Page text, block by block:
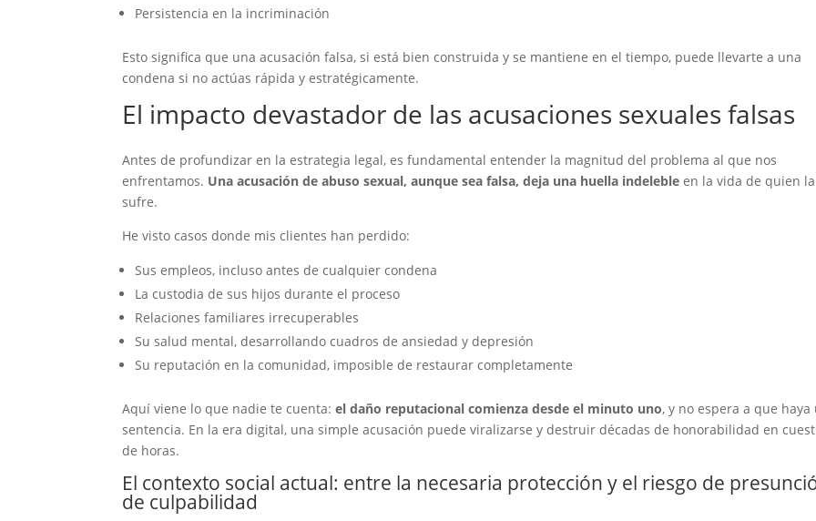
Persistencia en la incriminación
Esto significa que una acusación falsa, si está bien construida y se mantiene en el tiempo, puede llevarte a una
condena si no actúas rápida y estratégicamente.
El impacto devastador de las acusaciones sexuales falsas
Antes de profundizar en la estrategia legal, es fundamental entender la magnitud del problema al que nos
enfrentamos. Una acusación de abuso sexual, aunque sea falsa, deja una huella indeleble en la vida de quien la
sufre.
He visto casos donde mis clientes han perdido:
Sus empleos, incluso antes de cualquier condena
La custodia de sus hijos durante el proceso
Relaciones familiares irrecuperables
Su salud mental, desarrollando cuadros de ansiedad y depresión
Su reputación en la comunidad, imposible de restaurar completamente
Aquí viene lo que nadie te cuenta:el daño reputacional comienza desde el minuto uno, y no espera a que haya
sentencia. En la era digital, una simple acusación puede viralizarse y destruir décadas de honorabilidad en
de horas.
El contexto social actual: entre la necesaria protección y el riesgo de
de culpabilidad